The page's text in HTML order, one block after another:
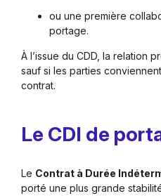
ou une première
portage.
À l’issue du CDD, la relation
sauf si les parties
contrat.
Le CDI de
Le Contrat à Durée
porté une plus grande